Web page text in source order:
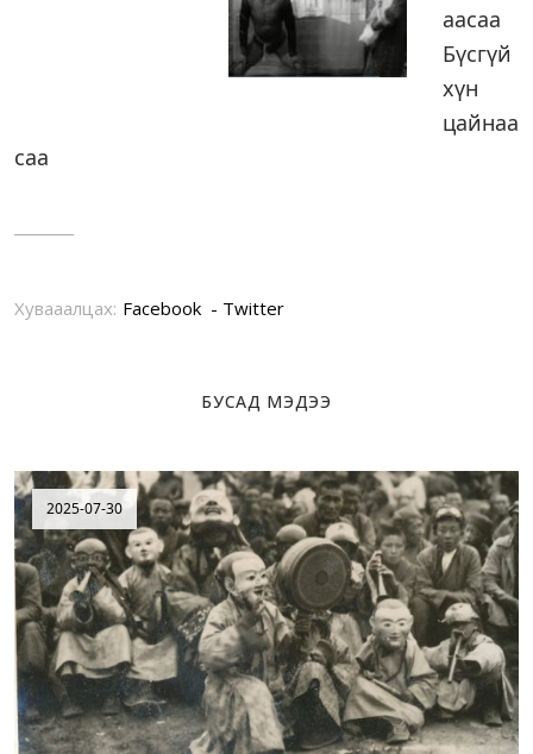
аасаа
Бүсгүй
хүн
цайнаа
саа
Хувааалцах: Facebook Twitter
БУСАД МЭДЭЭ
2025-07-30